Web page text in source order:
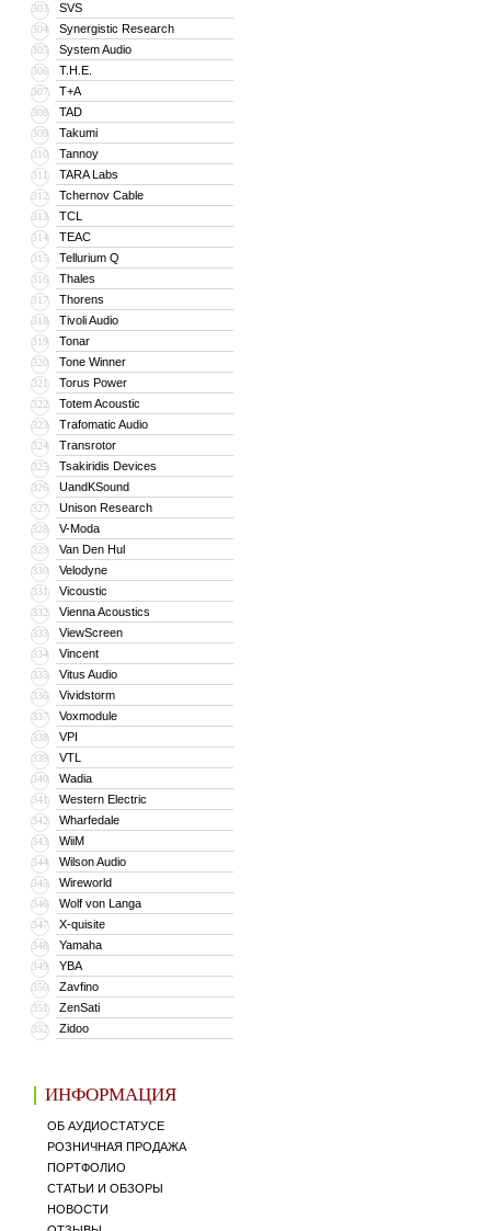
303 SVS
304 Synergistic Research
305 System Audio
306 T.H.E.
307 T+A
308 TAD
309 Takumi
310 Tannoy
311 TARA Labs
312 Tchernov Cable
313 TCL
314 TEAC
315 Tellurium Q
316 Thales
317 Thorens
318 Tivoli Audio
319 Tonar
320 Tone Winner
321 Torus Power
322 Totem Acoustic
323 Trafomatic Audio
324 Transrotor
325 Tsakiridis Devices
326 UandKSound
327 Unison Research
328 V-Moda
329 Van Den Hul
330 Velodyne
331 Vicoustic
332 Vienna Acoustics
333 ViewScreen
334 Vincent
335 Vitus Audio
336 Vividstorm
337 Voxmodule
338 VPI
339 VTL
340 Wadia
341 Western Electric
342 Wharfedale
343 WiiM
344 Wilson Audio
345 Wireworld
346 Wolf von Langa
347 X-quisite
348 Yamaha
349 YBA
350 Zavfino
351 ZenSati
352 Zidoo
ИНФОРМАЦИЯ
ОБ АУДИОСТАТУСЕ
РОЗНИЧНАЯ ПРОДАЖА
ПОРТФОЛИО
СТАТЬИ И ОБЗОРЫ
НОВОСТИ